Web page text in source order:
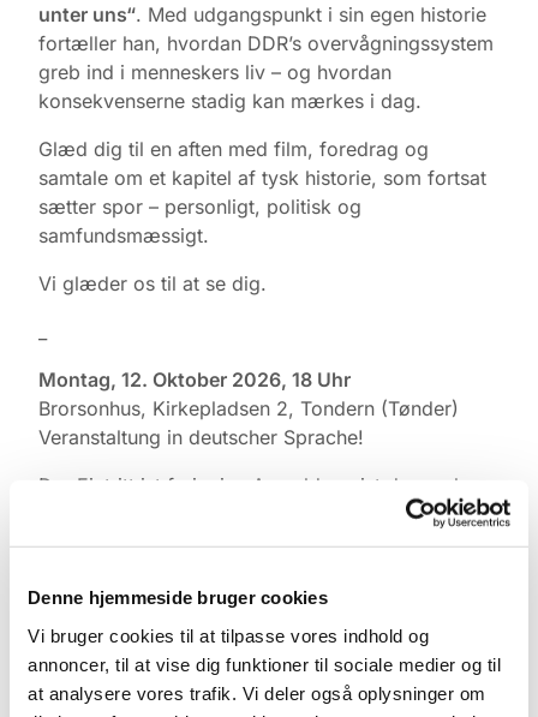
Denne hjemmeside bruger cookies
Vi bruger cookies til at tilpasse vores indhold og
annoncer, til at vise dig funktioner til sociale medier og til
at analysere vores trafik. Vi deler også oplysninger om
unter uns“. Med udgangspunkt i sin egen historie
fortæller han, hvordan DDR’s overvågningssystem
greb ind i menneskers liv – og hvordan
konsekvenserne stadig kan mærkes i dag.
Glæd dig til en aften med film, foredrag og
samtale om et kapitel af tysk historie, som fortsat
sætter spor – personligt, politisk og
samfundsmæssigt.
Vi glæder os til at se dig.
Montag, 12. Oktober 2026, 18 Uhr
Brorsonhus, Kirkepladsen 2, Tondern (Tønder)
Veranstaltung in deutscher Sprache!
Der Eintritt ist frei; eine Anmeldung ist dennoch
Veranstalter:Der deutsche Teil der
DDR, Überwachung und die Folgen bis
heute